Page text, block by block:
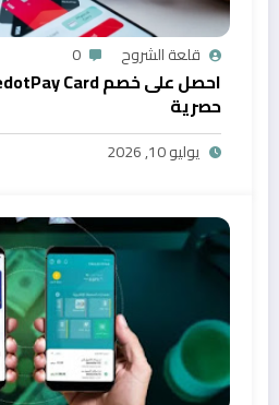
قلعة الشروح 0
حصرية
يوليو 10, 2026